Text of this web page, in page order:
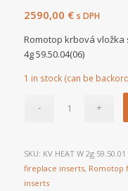
2590,00 € s DPH
Romotop krbová vložka
4g 59.50.04(06)
1 in stock (can be
SKU: KV HEAT W 2g 59.50.01
fireplace inserts, Romotop
inserts